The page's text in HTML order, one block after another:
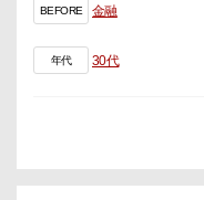
BEFORE 金融
年代 30代